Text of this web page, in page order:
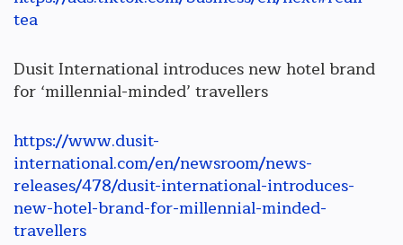
tea
Dusit International introduces new hotel brand
for ‘millennial-minded’ travellers
https://www.dusit-
international.com/en/newsroom/news-
releases/478/dusit-international-introduces-
new-hotel-brand-for-millennial-minded-
travellers